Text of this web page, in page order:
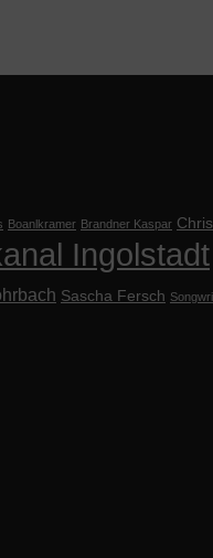
Boanlkramer Brandner Kaspar
Ingolstadt
Sascha Fersch